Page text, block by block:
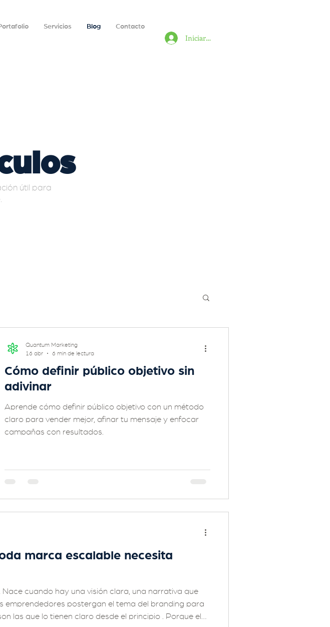
Servicios Blog Contacto
Iniciar sesión
útil para
Cómo definir público objetivo sin
adivinar
Aprende cómo definir público objetivo con un método
claro para vender mejor, afinar tu mensaje y enfocar
campañas con resultados.
Quantum Marketing
16 abr
6 min de lectura
marca escalable necesita
cuando hay una visión clara, una narrativa que
emprendedores postergan el tema del branding para
las que lo tienen claro desde el principio . Porque el